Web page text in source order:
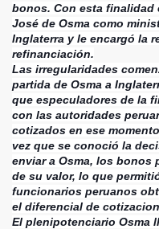
bonos. Con esta finalidad
José de Osma como
Inglaterra y le encargó la
refinanciación.
Las irregularidades
partida de Osma a
que especuladores de la
con las autoridades
cotizados en ese
vez que se conoció la
enviar a Osma, los bonos
de su valor, lo que
funcionarios peruanos
el diferencial de
El plenipotenciario Osma